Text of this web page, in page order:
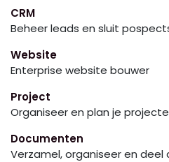
CRM
Beheer leads en sluit
Website
Enterprise website bouwer
Project
Organiseer en plan je
Documenten
Verzamel, organiseer en deel